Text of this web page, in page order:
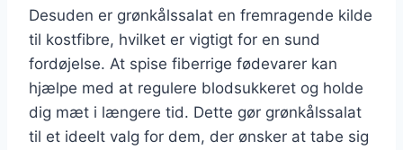
Desuden er grønkålssalat en fremragende kilde
til kostfibre, hvilket er vigtigt for en sund
fordøjelse. At spise fiberrige fødevarer kan
hjælpe med at regulere blodsukkeret og holde
dig mæt i længere tid. Dette gør grønkålssalat
til et ideelt valg for dem, der ønsker at tabe sig